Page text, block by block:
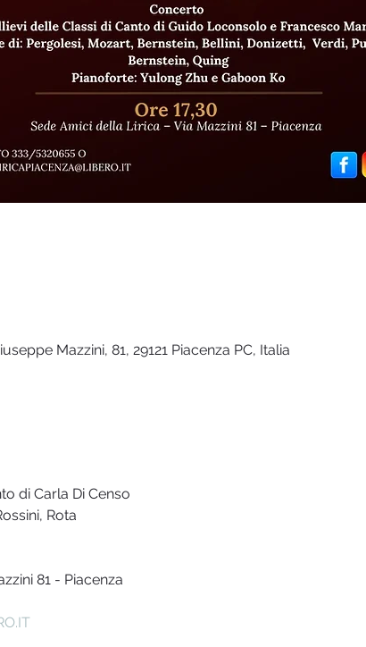
Mazzini, 81, 29121 Piacenza PC, Italia
di Carla Di Censo
Rota
81 - Piacenza